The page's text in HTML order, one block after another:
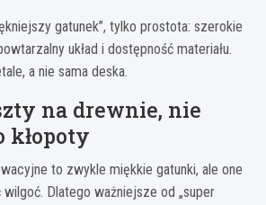
gatunek”, tylko prostota: szerokie
układ i dostępność materiału.
a nie sama deska.
na drewnie, nie
kłopoty
to zwykle miękkie gatunki, ale one
wilgoć. Dlatego ważniejsze od „super